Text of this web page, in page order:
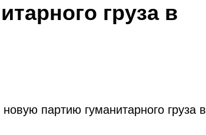
груза в
партию гуманитарного груза в